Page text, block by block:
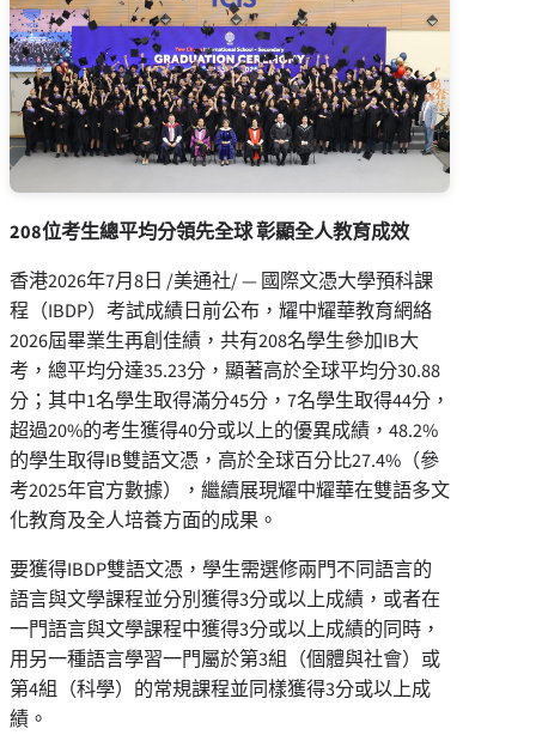
208位考生總平均分領先全球彰顯全人教育成效
香港2026年7月8日 /美通社/ — 國際文憑大學預科課
程（IBDP）考試成績日前公布，耀中耀華教育網絡
2026屆畢業生再創佳績，共有208名學生參加IB大
考，總平均分達35.23分，顯著高於全球平均分30.88
分；其中1名學生取得滿分45分，7名學生取得44分，
超過20%的考生獲得40分或以上的優異成績，48.2%
的學生取得IB雙語文憑，高於全球百分比27.4%（參
考2025年官方數據），繼續展現耀中耀華在雙語多文
化教育及全人培養方面的成果。
要獲得IBDP雙語文憑，學生需選修兩門不同語言的
語言與文學課程並分別獲得3分或以上成績，或者在
一門語言與文學課程中獲得3分或以上成績的同時，
用另一種語言學習一門屬於第3組（個體與社會）或
第4組（科學）的常規課程並同樣獲得3分或以上成
績。